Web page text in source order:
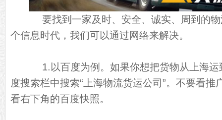
要找到一家及时、安全、诚实、周到的物
个信息时代，我们可以通过网络来解决。
1.以百度为例。如果你想把货物从上海运
度搜索栏中搜索“上海物流货运公司”。不要看推
看右下角的百度快照。